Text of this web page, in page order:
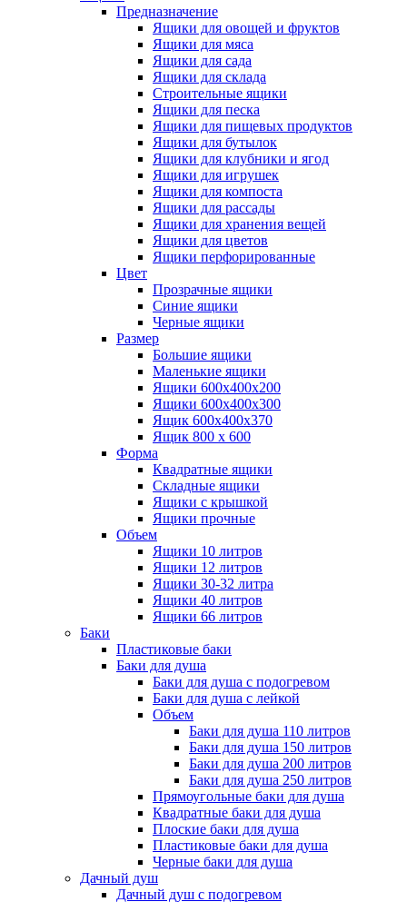
Предназначение
Ящики для овощей и фруктов
Ящики для мяса
Ящики для сада
Ящики для склада
Строительные ящики
Ящики для песка
Ящики для пищевых продуктов
Ящики для бутылок
Ящики для клубники и ягод
Ящики для игрушек
Ящики для компоста
Ящики для рассады
Ящики для хранения вещей
Ящики для цветов
Ящики перфорированные
Цвет
Прозрачные ящики
Синие ящики
Черные ящики
Размер
Большие ящики
Маленькие ящики
Ящики 600х400х200
Ящики 600х400х300
Ящик 600х400х370
Ящик 800 х 600
Форма
Квадратные ящики
Складные ящики
Ящики с крышкой
Ящики прочные
Объем
Ящики 10 литров
Ящики 12 литров
Ящики 30-32 литра
Ящики 40 литров
Ящики 66 литров
Баки
Пластиковые баки
Баки для душа
Баки для душа с подогревом
Баки для душа с лейкой
Объем
Баки для душа 110 литров
Баки для душа 150 литров
Баки для душа 200 литров
Баки для душа 250 литров
Прямоугольные баки для душа
Квадратные баки для душа
Плоские баки для душа
Пластиковые баки для душа
Черные баки для душа
Дачный душ
Дачный душ с подогревом